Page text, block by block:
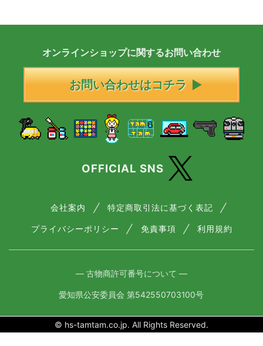
オンラインショップに関するお問い合わせ
お問い合わせはコチラ
OFFICIAL SNS
会社案内 特定商取引法に基づく表記
プライバシーポリシー 免責事項 利用規約
― 古物商許可番号について ―
愛知県公安委員会 第542550703100号
© hs-tamtam.co.jp. All Rights Reserved.